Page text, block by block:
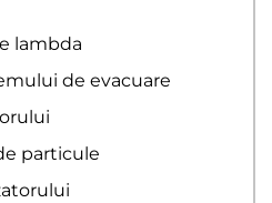
lambda
de evacuare
particule